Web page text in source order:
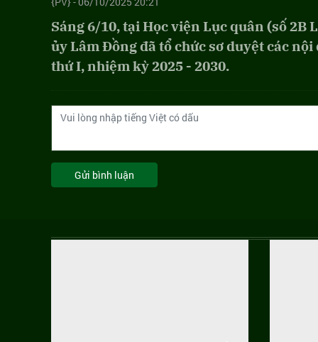
Sáng 6/10, tại Học viện Lục quân (số
ủy Lâm Đồng đã tổ chức sơ duyệt các
thứ I, nhiệm kỳ 2025 - 2030.
Gửi bình luận